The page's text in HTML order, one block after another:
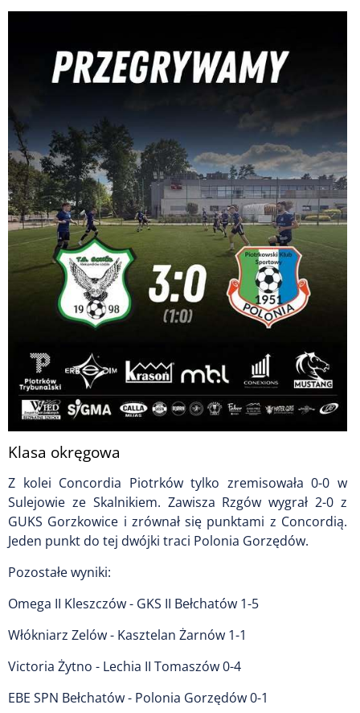
Klasa okręgowa
Z kolei Concordia Piotrków tylko zremisowała 0-0 w
Sulejowie ze Skalnikiem. Zawisza Rzgów wygrał 2-0 z
GUKS Gorzkowice i zrównał się punktami z Concordią.
Jeden punkt do tej dwójki traci Polonia Gorzędów.
Pozostałe wyniki:
Omega II Kleszczów - GKS II Bełchatów 1-5
Włókniarz Zelów - Kasztelan Żarnów 1-1
Victoria Żytno - Lechia II Tomaszów 0-4
EBE SPN Bełchatów - Polonia Gorzędów 0-1